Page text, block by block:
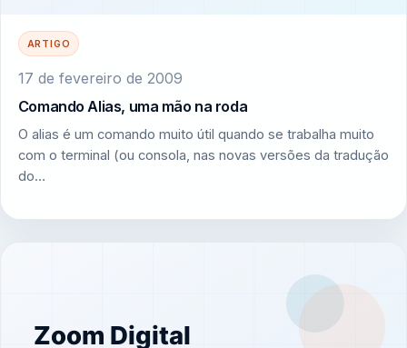
ARTIGO
17 de fevereiro de 2009
Comando Alias, uma mão na roda
O alias é um comando muito útil quando se trabalha muito
com o terminal (ou consola, nas novas versões da tradução
do…